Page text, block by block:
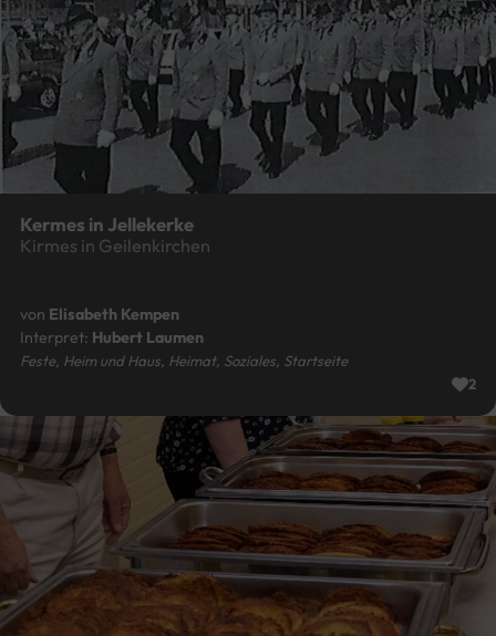
Kermes in Jellekerke
Kirmes in Geilenkirchen
von Elisabeth Kempen
Interpret: Hubert Laumen
Feste, Heim und Haus, Heimat, Soziales, Startseite
2